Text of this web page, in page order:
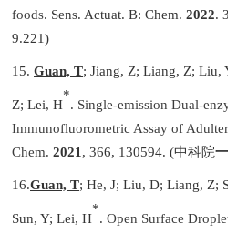
foods. Sens. Actuat. B: Chem. 2022.
9.221)
15. Guan, T; Jiang, Z; Liang, Z; Liu,
Z; Lei, H
*
. Single-emission Dual-
Immunofluorometric Assay of
Chem. 2021 , 366, 130594. (中科院一
16.Guan, T; He, J; Liu, D; Liang, Z;
Sun, Y; Lei, H
*
. Open Surface